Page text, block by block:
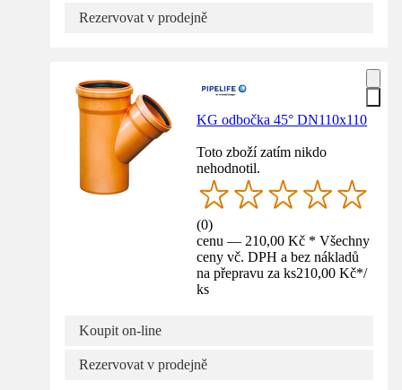
Rezervovat v prodejně
KG odbočka 45° DN110x110
Toto zboží zatím nikdo
nehodnotil.
(0)
cenu — 210,00 Kč * Všechny
ceny vč. DPH a bez nákladů
na přepravu za ks210,00 Kč*/
ks
Koupit on-line
Rezervovat v prodejně